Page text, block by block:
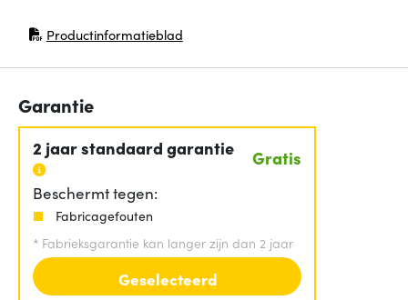
Productinformatieblad
(opent in nieuw venster)
Garantie
2 jaar standaard garantie Gratis
Beschermt tegen:
Fabricagefouten
* Fabrieksgarantie kan langer zijn dan 2 jaar
Geselecteerd